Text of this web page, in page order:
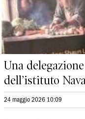
Una
dell’istituto
24 maggio 2026 10:09